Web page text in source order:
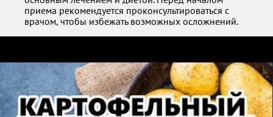
приема рекомендуется проконсультироваться с
врачом, чтобы избежать возможных осложнений.